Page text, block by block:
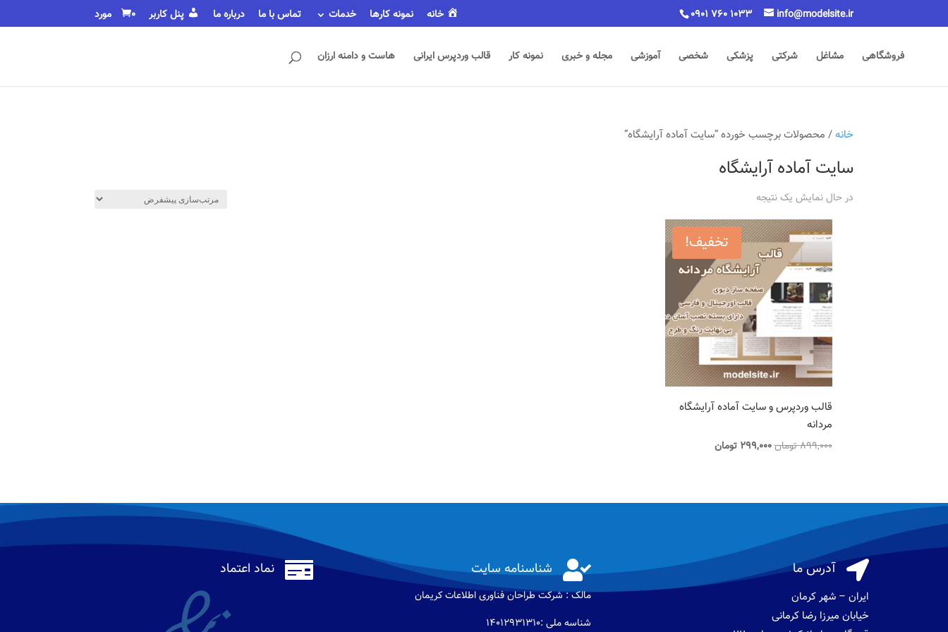
0901 760 1033 info@modelsite.ir خانه نمونه کارها خدمات تماس با ما درباره ما پنل کاربر 0 مورد
فروشگاهی مشاغل شرکتی پزشکی شخصی آموزشی مجله و خبری نمونه کار قالب وردپرس ایرانی هاست و دامنه ارزان
خانه/ محصولات برچسب خورده “سایت آماده آرایشگاه”
سایت آماده آرایشگاه
در حال نمایش یک نتیجه
تخفیف!
قالب وردپرس و سایت آماده آرایشگاه
مردانه
899,000تومانقیمت
299,000 تومانقیمت
 نماد اعتماد  شناسنامه سایت
مالک : شرکت طراحان فناوری اطلاعات كريمان
شناسه ملی :14012931310
 آدرس ما
ایران – شهر کرمان
خیابان میرزا رضا کرمانی